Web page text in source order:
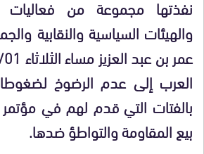
نفذتها مجموعة من فعاليات
والهيئات السياسية والنقابية
العرب إلى عدم الرضوخ
بالفتات التي قدم لهم في
بيع المقاومة والتواطؤ ضدها.